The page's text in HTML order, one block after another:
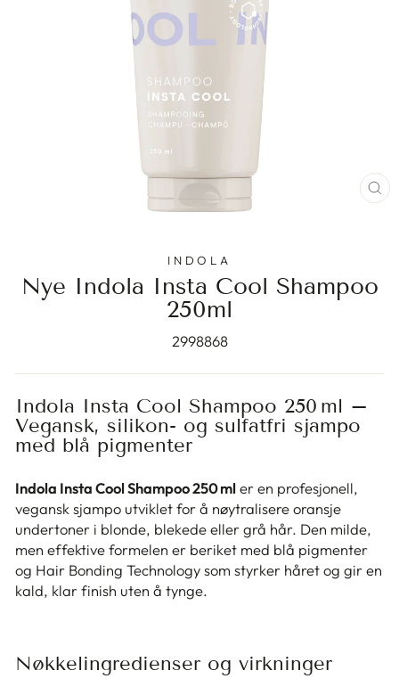
INDOLA
Nye Indola Insta Cool Shampoo
250ml
2998868
Indola Insta Cool Shampoo 250 ml –
Vegansk, silikon- og sulfatfri sjampo
med blå pigmenter
Indola Insta Cool Shampoo 250 mler en profesjonell,
vegansk sjampo utviklet for å nøytralisere oransje
undertoner i blonde, blekede eller grå hår. Den milde,
men effektive formelen er beriket med blå pigmenter
og Hair Bonding Technology som styrker håret og gir en
kald, klar finish uten å tynge.
Nøkkelingredienser og virkninger